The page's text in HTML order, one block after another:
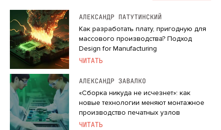
АЛЕКСАНДР ПАТУТИНСКИЙ
Как разработать плату, пригодную для
массового производства? Подход
Design for Manufacturing
ЧИТАТЬ
АЛЕКСАНДР ЗАВАЛКО
«Сборка никуда не исчезнет»: как
новые технологии меняют монтажное
производство печатных узлов
ЧИТАТЬ